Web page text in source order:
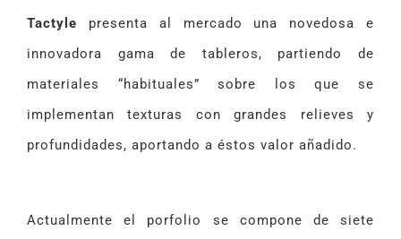
Tactyle presenta al mercado una novedosa e
innovadora gama de tableros, partiendo de
materiales “habituales” sobre los que se
implementan texturas con grandes relieves y
profundidades, aportando a éstos valor añadido.
Actualmente el porfolio se compone de siete